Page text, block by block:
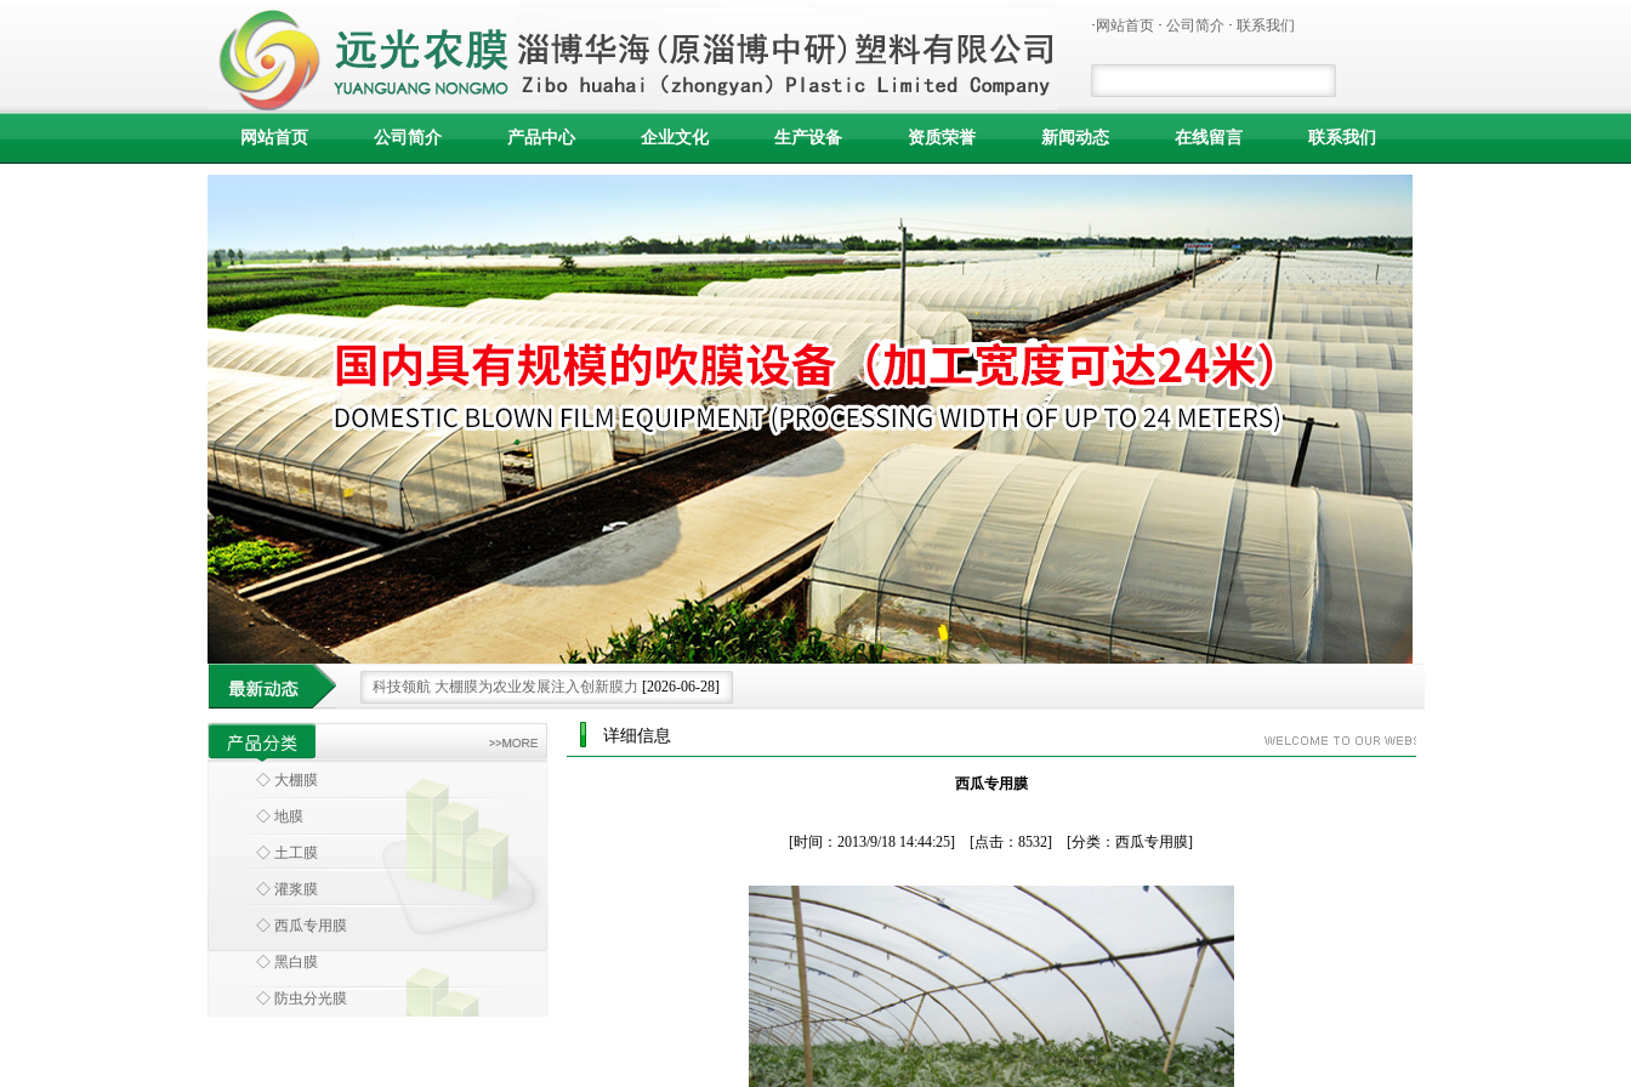
· 网站首页· 公司简介· 联系我们
网站首页 公司简介 产品中心 企业文化 生产设备 资质荣誉 新闻动态 在线留言 联系我们
科技领航 大棚膜为农业发展注入创新膜力 [2026-06-28]
借科技之力 大棚膜重塑现代农业种植新格局.
大棚膜 科技浪潮中农业设施的智慧蜕变[2026-05-30]
环保大棚膜 引领农业走向绿色可持续新未来.
大棚膜 绿色革命下的农业可持续发展膜范
◇ 大棚膜
◇ 地膜
◇ 土工膜
◇ 灌浆膜
◇ 西瓜专用膜
◇ 黑白膜
◇ 防虫分光膜
详细信息
西瓜专用膜
[时间：2013/9/18 14:44:25] [点击：8532] [分类：西瓜专用膜]